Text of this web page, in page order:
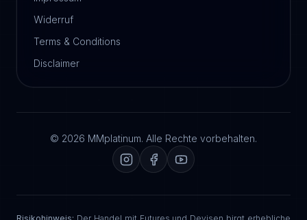
Widerruf
Terms & Conditions
Disclaimer
© 2026 MMplatinum. Alle Rechte vorbehalten.